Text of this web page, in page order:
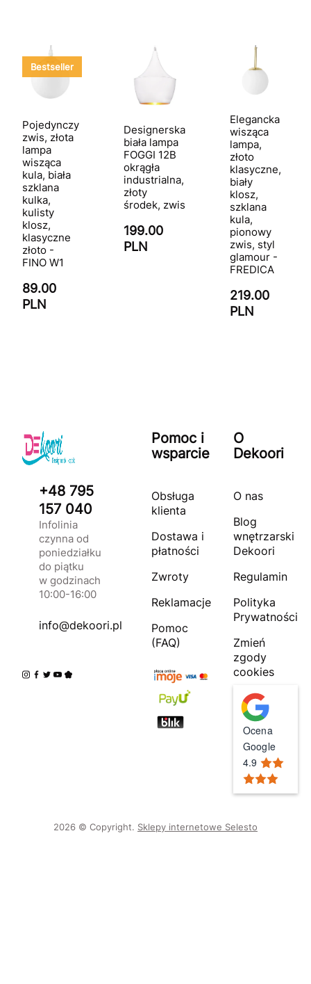
Bestseller
Pojedynczy
zwis, złota
lampa
wisząca
kula, biała
szklana
kulka,
kulisty
klosz,
klasyczne
złoto -
FINO W1
89.00
PLN
Designerska
biała lampa
FOGGI 12B
okrągła
industrialna,
złoty
środek, zwis
199.00
PLN
Elegancka
wisząca
lampa,
złoto
klasyczne,
biały
klosz,
szklana
kula,
pionowy
zwis, styl
glamour -
FREDICA
219.00
PLN
+48 795
157 040
Infolinia
czynna od
poniedziałku
do piątku
w godzinach
10:00-16:00
info@dekoori.pl
Pomoc i
wsparcie
Obsługa
klienta
Dostawa i
płatności
Zwroty
Reklamacje
Pomoc
(FAQ)
O
Dekoori
O nas
Blog
wnętrzarski
Dekoori
Regulamin
Polityka
Prywatności
Zmień
zgody
cookies
Ocena
Google
4.9
2026 © Copyright. Sklepy internetowe Selesto